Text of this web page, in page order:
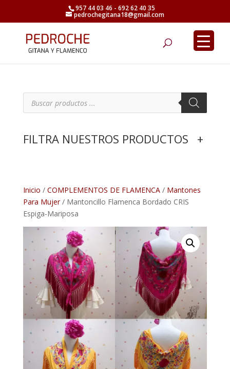
957 44 03 46 - 692 62 40 35
pedrochegitana18@gmail.com
Inicio / COMPLEMENTOS DE FLAMENCA/ Mantones
Para Mujer/ Mantoncillo Flamenca Bordado CRIS
Espiga-Mariposa
B
d
a
d
u
c
t
o
s
FILTRA NUESTROS PRODUCTOS +